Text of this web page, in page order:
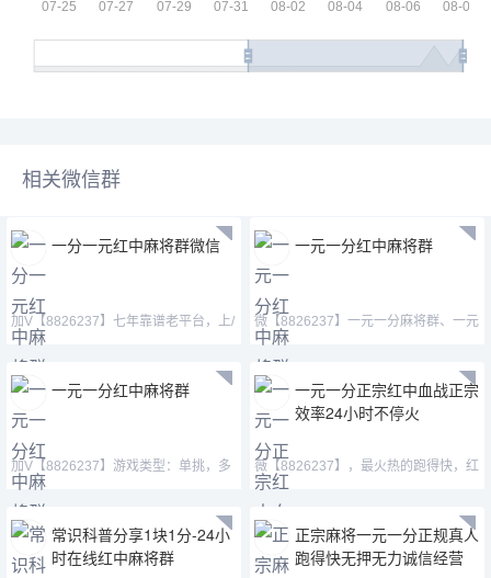
相关微信群
一分一元红中麻将群微信
加V【8826237】七年靠谱老平台，上/
下比例一样无差价。
一元一分红中麻将群
微【8826237】一元一分麻将群、一元
红中麻将微信群，加
一元一分红中麻将群
加V【8826237】游戏类型：单挑，多
人，亲友圈模式、秒上下一
一元一分正宗红中血战正宗
效率24小时不停火
薇【8826237】，最火热的跑得快，红
中,血战，等等。自助上下
常识科普分享1块1分-24小
时在线红中麻将群
正宗麻将一元一分正规真人
跑得快无押无力诚信经营